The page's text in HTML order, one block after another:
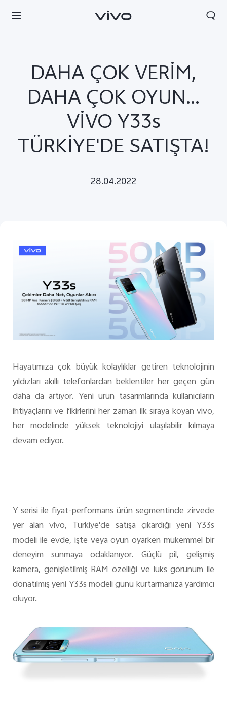
Türkiye | Ülke/bölge seçin
DAHA ÇOK VERİM,
DAHA ÇOK OYUN…
VİVO Y33s
TÜRKİYE'DE SATIŞTA!
28.04.2022
Hayatımıza çok büyük kolaylıklar getiren teknolojinin
yıldızları akıllı telefonlardan beklentiler her geçen gün
daha da artıyor. Yeni ürün tasarımlarında kullanıcıların
ihtiyaçlarını ve fikirlerini her zaman ilk sıraya koyan vivo,
her modelinde yüksek teknolojiyi ulaşılabilir kılmaya
devam ediyor.
Y serisi ile fiyat-performans ürün segmentinde zirvede
yer alan vivo, Türkiye'de satışa çıkardığı yeni Y33s
modeli ile evde, işte veya oyun oyarken mükemmel bir
deneyim sunmaya odaklanıyor. Güçlü pil, gelişmiş
kamera, genişletilmiş RAM özelliği ve lüks görünüm ile
donatılmış yeni Y33s modeli günü kurtarmanıza yardımcı
oluyor.